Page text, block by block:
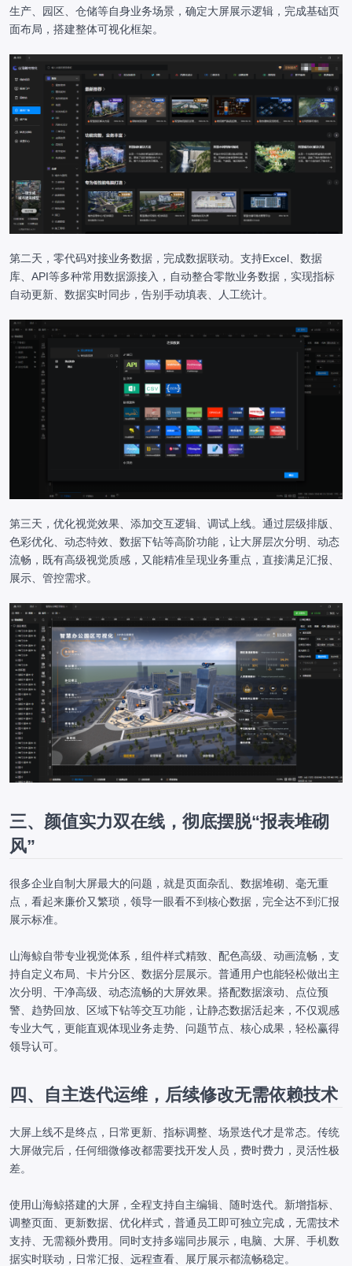
生产、园区、仓储等自身业务场景，确定大屏展示逻辑，完成基础页
面布局，搭建整体可视化框架。
第二天，零代码对接业务数据，完成数据联动。支持Excel、数据
库、API等多种常用数据源接入，自动整合零散业务数据，实现指标
自动更新、数据实时同步，告别手动填表、人工统计。
第三天，优化视觉效果、添加交互逻辑、调试上线。通过层级排版、
色彩优化、动态特效、数据下钻等高阶功能，让大屏层次分明、动态
流畅，既有高级视觉质感，又能精准呈现业务重点，直接满足汇报、
展示、管控需求。
三、颜值实力双在线，彻底摆脱“报表堆砌
风”
很多企业自制大屏最大的问题，就是页面杂乱、数据堆砌、毫无重
点，看起来廉价又繁琐，领导一眼看不到核心数据，完全达不到汇报
展示标准。
山海鲸自带专业视觉体系，组件样式精致、配色高级、动画流畅，支
持自定义布局、卡片分区、数据分层展示。普通用户也能轻松做出主
次分明、干净高级、动态流畅的大屏效果。搭配数据滚动、点位预
警、趋势回放、区域下钻等交互功能，让静态数据活起来，不仅观感
专业大气，更能直观体现业务走势、问题节点、核心成果，轻松赢得
领导认可。
四、自主迭代运维，后续修改无需依赖技术
大屏上线不是终点，日常更新、指标调整、场景迭代才是常态。传统
大屏做完后，任何细微修改都需要找开发人员，费时费力，灵活性极
差。
使用山海鲸搭建的大屏，全程支持自主编辑、随时迭代。新增指标、
调整页面、更新数据、优化样式，普通员工即可独立完成，无需技术
支持、无需额外费用。同时支持多端同步展示，电脑、大屏、手机数
据实时联动，日常汇报、远程查看、展厅展示都流畅稳定。